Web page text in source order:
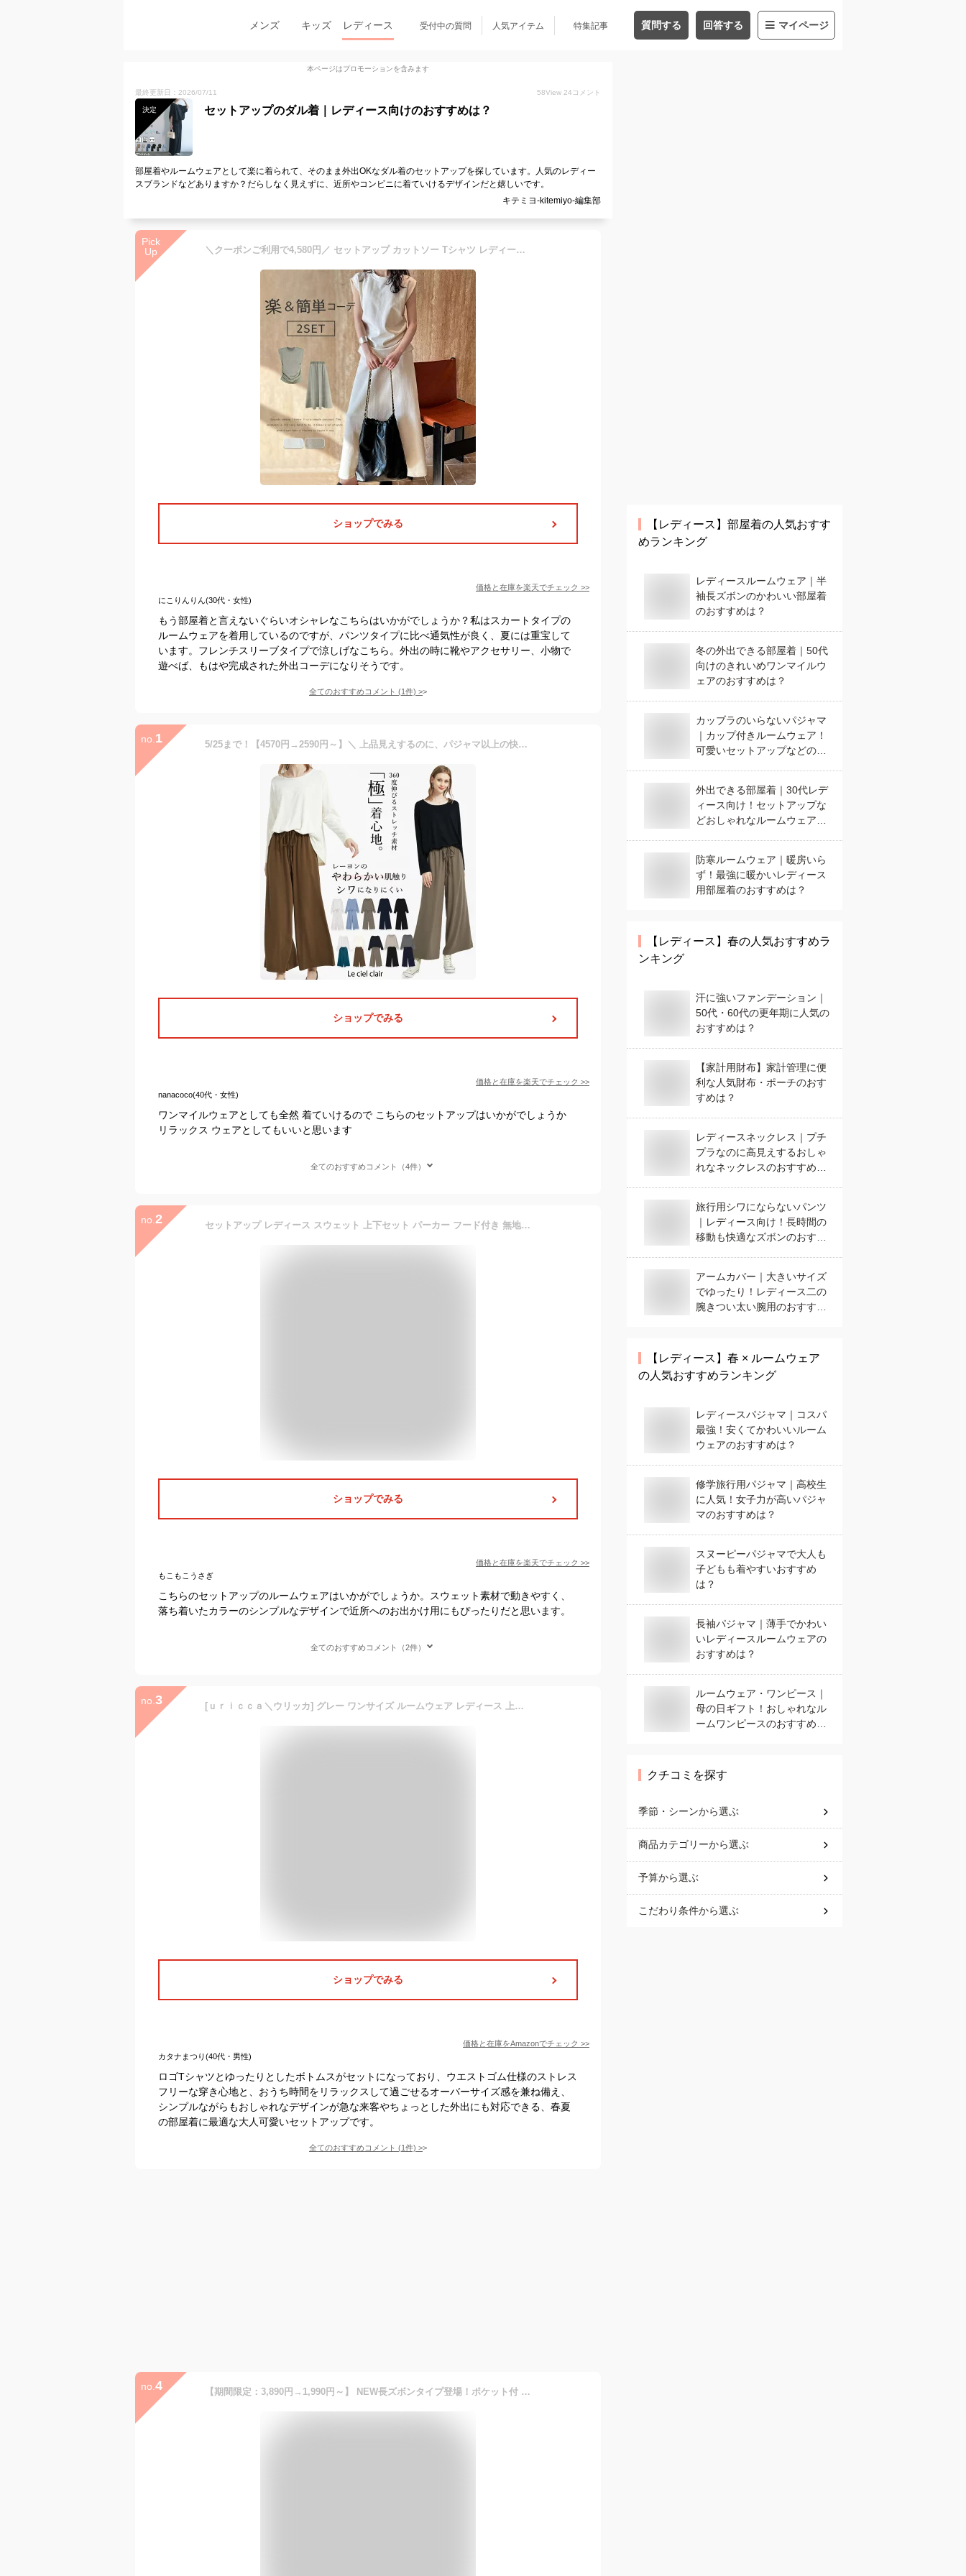
メンズ キッズ レディース 受付中の質問 人気アイテム 特集記事 質問する 回答する マイページ
本ページはプロモーションを含みます
最終更新日：2026/07/11 58View 24 コメント
決定 セットアップのダル着｜レディース向けのおすすめは？
部屋着やルームウェアとして楽に着られて、そのまま外出OKなダル着のセットアップを探しています。人気のレディー
スブランドなどありますか？だらしなく見えずに、近所やコンビニに着ていけるデザインだと嬉しいです。
キテミヨ-kitemiyo-編集部
Pick
Up
＼クーポンご利用で4,580円／ セットアップ カットソー Tシャツ レディース カジュアル 夏 スカート ロング マキシスカート マキシ丈 ロングスカート フレア tシャツ フレンチ袖 ルームウェア 無地 シンプル きれいめ お洒落 体型カバー 着痩せ
ショップでみる
価格と在庫を楽天でチェック >>
にこりんりん(30代・女性)
もう部屋着と言えないぐらいオシャレなこちらはいかがでしょうか？私はスカートタイプの
ルームウェアを着用しているのですが、パンツタイプに比べ通気性が良く、夏には重宝して
います。フレンチスリーブタイプで涼しげなこちら。外出の時に靴やアクセサリー、小物で
遊べば、もはや完成された外出コーデになりそうです。
全てのおすすめコメント (1件) >
no. 1 5/25まで！【4570円→2590円～】＼ 上品見えするのに、パジャマ以上の快適さ ／ 楽天1位 セットアップ風 ワンピース セットアップ 服 レディース ファッション ワイドパンツ ルームウェア 部屋着 着心地 長袖 Uネック ワンピース 春 夏 春夏 上下 カットソー sale
ショップでみる
価格と在庫を楽天でチェック >>
nanacoco(40代・女性)
ワンマイルウェアとしても全然 着ていけるので こちらのセットアップはいかがでしょうか
リラックス ウェアとしてもいいと思います
全てのおすすめコメント（4件）
no. 2 セットアップ レディース スウェット 上下セット パーカー フード付き 無地 ヨガウェア ランニングウェア スポーツウェア 運動着 ルームウェア 部屋着 外出 ホワイトデー
ショップでみる
価格と在庫を楽天でチェック >>
もこもこうさぎ
こちらのセットアップのルームウェアはいかがでしょうか。スウェット素材で動きやすく、
落ち着いたカラーのシンプルなデザインで近所へのお出かけ用にもぴったりだと思います。
全てのおすすめコメント（2件）
no. 3 [ｕｒｉｃｃａ＼ウリッカ] グレー ワンサイズ ルームウェア レディース 上下セット 2点セット セットアップ 部屋着 春 夏 黒 おしゃれ ロゴT ウエストゴム ゆったり[郵3]^su086^
ショップでみる
価格と在庫をAmazonでチェック >>
カタナまつり(40代・男性)
ロゴTシャツとゆったりとしたボトムスがセットになっており、ウエストゴム仕様のストレス
フリーな穿き心地と、おうち時間をリラックスして過ごせるオーバーサイズ感を兼ね備え、
シンプルながらもおしゃれなデザインが急な来客やちょっとした外出にも対応できる、春夏
の部屋着に最適な大人可愛いセットアップです。
全てのおすすめコメント (1件) >
no. 4 【期間限定：3,890円→1,990円～】 NEW長ズボンタイプ登場！ポケット付 セットアップ レディース ルームウェア 上下セット 半袖 tシャツ カットソー ワッフル ゆったり オーバーサイズ【ルームウェアセットアップ】 大人気 半袖/ショートパンツが最安C対象 母の日
【レディース】 部屋着の人気おすす
めランキング
レディースルームウェア｜半
袖長ズボンのかわいい部屋着
のおすすめは？
冬の外出できる部屋着｜50代
向けのきれいめワンマイルウ
ェアのおすすめは？
カッブラのいらないパジャマ
｜カップ付きルームウェア！
可愛いセットアップなどのお
外出できる部屋着｜30代レデ
ィース向け！セットアップな
どおしゃれなルームウェアの
防寒ルームウェア｜暖房いら
ず！最強に暖かいレディース
用部屋着のおすすめは？
【レディース】 春の人気おすすめラ
ンキング
汗に強いファンデーション｜
50代・60代の更年期に人気の
おすすめは？
【家計用財布】家計管理に便
利な人気財布・ポーチのおす
すめは？
レディースネックレス｜プチ
プラなのに高見えするおしゃ
れなネックレスのおすすめ
旅行用シワにならないパンツ
｜レディース向け！長時間の
移動も快適なズボンのおすす
アームカバー｜大きいサイズ
でゆったり！レディース二の
腕きつい太い腕用のおすすめ
【レディース】 春 × ルームウェア
の人気おすすめランキング
レディースパジャマ｜コスパ
最強！安くてかわいいルーム
ウェアのおすすめは？
修学旅行用パジャマ｜高校生
に人気！女子力が高いパジャ
マのおすすめは？
スヌーピーパジャマで大人も
子どもも着やすいおすすめ
は？
長袖パジャマ｜薄手でかわい
いレディースルームウェアの
おすすめは？
ルームウェア・ワンピース｜
母の日ギフト！おしゃれなル
ームワンピースのおすすめ
クチコミを探す
季節・シーンから選ぶ
商品カテゴリーから選ぶ
予算から選ぶ
こだわり条件から選ぶ